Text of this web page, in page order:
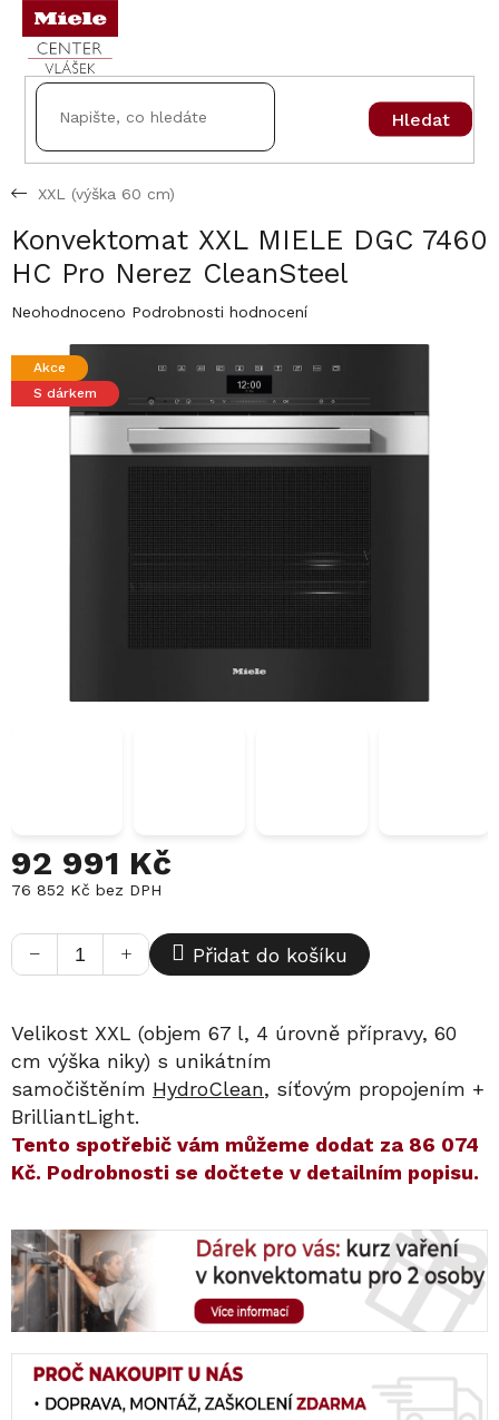
Přejít
obsah
Hledat
XXL (výška 60 cm)
Konvektomat XXL MIELE DGC 7460
HC Pro Nerez CleanSteel
Průměrné
produktu
0,0
hvězdiček.
Neohodnoceno Podrobnosti hodnocení
Akce
S dárkem
92 991 Kč
76 852 Kč bez DPH
cena:
+
− Přidat do košíku
Velikost XXL (objem 67 l, 4 úrovně přípravy, 60
cm výška niky) s unikátním
samočištěním HydroClean, síťovým propojením +
BrilliantLight.
​​Tento spotřebič vám můžeme dodat za 86 074
Kč. Podrobnosti se dočtete v detailním popisu.